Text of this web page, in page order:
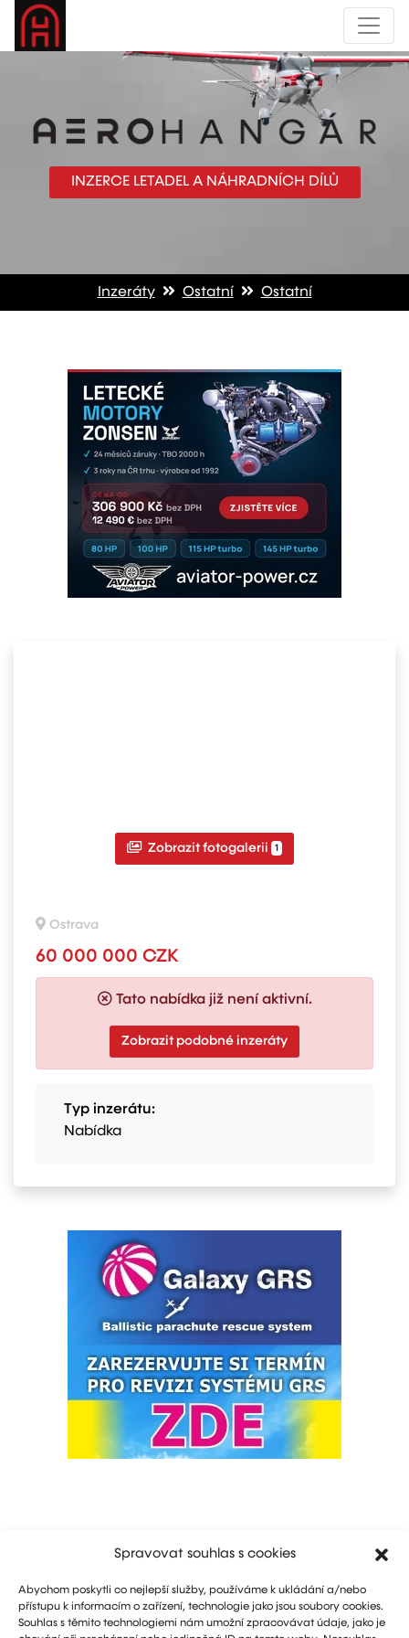
Spravovat souhlas s cookies
Abychom poskytli co nejlepší služby, používáme k ukládání a/nebo
přístupu k informacím o zařízení, technologie jako jsou soubory cookies.
Souhlas s těmito technologiemi nám umožní zpracovávat údaje, jako je
INZERCE LETADEL A NÁHRADNÍCH DÍLŮ
Inzeráty Ostatní Ostatní
Zobrazit fotogalerii 1
Ostrava
60 000 000 CZK
Tato nabídka již není aktivní.
Zobrazit podobné inzeráty
Typ inzerátu:
Nabídka